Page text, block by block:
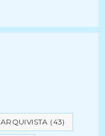
ARQUIVISTA (43)